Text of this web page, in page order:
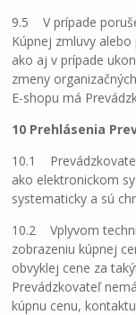
9.5 V prípade
Kúpnej zmluvy
ako aj v prípade
zmeny
E-shopu má
10 Prehlásenia
10.1
ako elektronickom
systematicky a sú
10.2 Vplyvom
zobrazeniu kúpnej
obvyklej cene za
Prevádzkovateľ
kúpnu cenu,